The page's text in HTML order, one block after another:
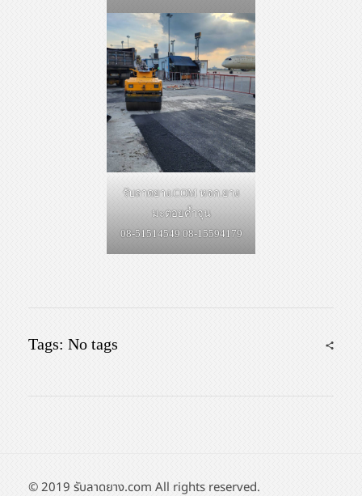
รับลาดยาง.COM หจก.ยาง
มะตอยค้ำจุน
08-51514549 08-15594179
Tags: No tags
© 2019 รับลาดยาง.com All rights reserved.